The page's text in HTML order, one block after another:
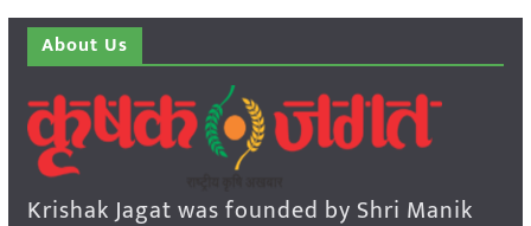
About Us
Krishak Jagat was founded by Shri Manik